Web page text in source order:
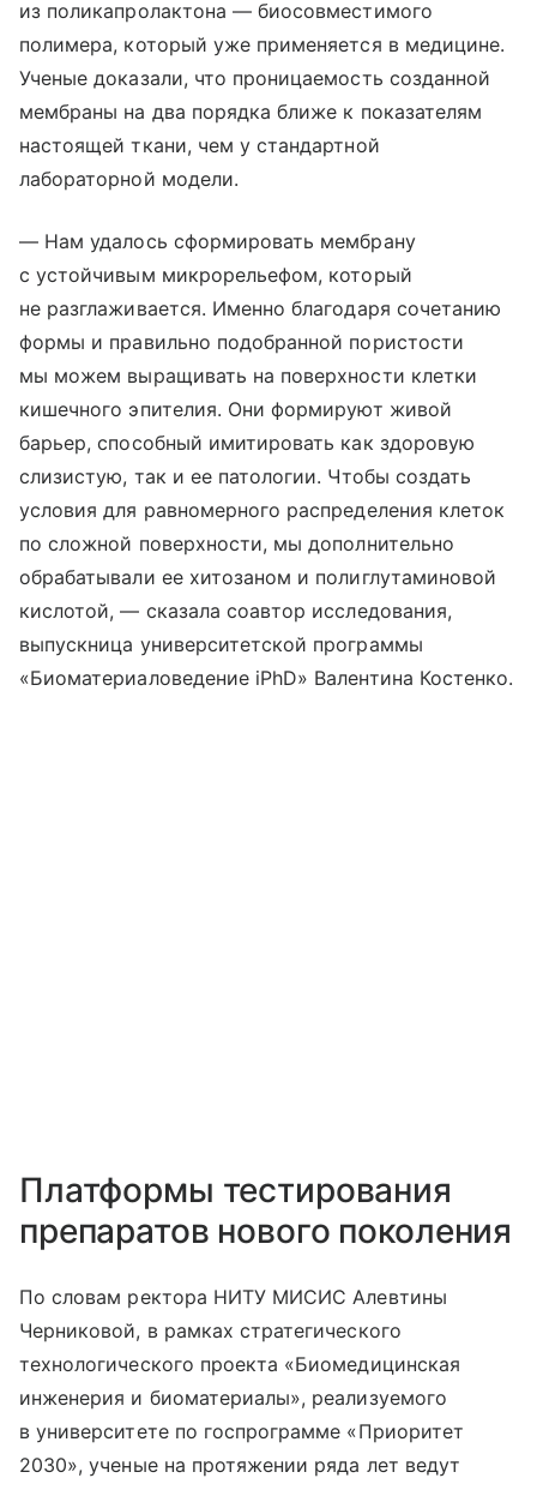
из поликапролактона — биосовместимого
полимера, который уже применяется в медицине.
Ученые доказали, что проницаемость созданной
мембраны на два порядка ближе к показателям
настоящей ткани, чем у стандартной
лабораторной модели.
— Нам удалось сформировать мембрану
с устойчивым микрорельефом, который
не разглаживается. Именно благодаря сочетанию
формы и правильно подобранной пористости
мы можем выращивать на поверхности клетки
кишечного эпителия. Они формируют живой
барьер, способный имитировать как здоровую
слизистую, так и ее патологии. Чтобы создать
условия для равномерного распределения клеток
по сложной поверхности, мы дополнительно
обрабатывали ее хитозаном и полиглутаминовой
кислотой, — сказала соавтор исследования,
выпускница университетской программы
«Биоматериаловедение iPhD» Валентина Костенко.
Платформы тестирования
препаратов нового поколения
По словам ректора НИТУ МИСИС Алевтины
Черниковой, в рамках стратегического
технологического проекта «Биомедицинская
инженерия и биоматериалы», реализуемого
в университете по госпрограмме «Приоритет
2030», ученые на протяжении ряда лет ведут